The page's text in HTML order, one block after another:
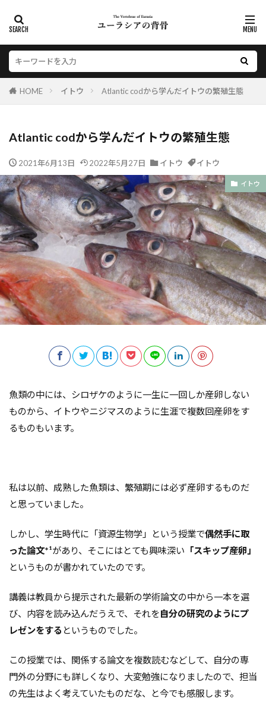
HOME イトウ Atlantic codから学んだイトウの繁殖生態
Atlantic codから学んだイトウの繁殖生態
2021年6月13日 2022年5月27日 イトウ イトウ
イトウ
魚類の中には、シロザケのように一生に一回しか産卵しない
ものから、イトウやニジマスのように生涯で複数回産卵をす
るものもいます。
私は以前、成熟した魚類は、繁殖期には必ず産卵するものだ
と思っていました。
しかし、学生時代に「資源生物学」という授業で偶然手に取
った論文*¹があり、そこにはとても興味深い 「スキップ産卵」
というものが書かれていたのです。
講義は教員から提示された最新の学術論文の中から一本を選
び、内容を読み込んだうえで、それを自分の研究のようにプ
レゼンをする というものでした。
この授業では、関係する論文を複数読むなどして、自分の専
門外の分野にも詳しくなり、大変勉強になりましたので、担当
の先生はよく考えていたものだな、と今でも感服します。